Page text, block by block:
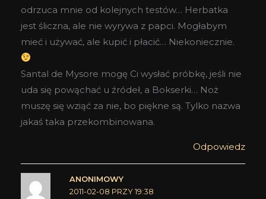
odrzuca mnie od kolejnych testów… Herbatka
jest śliczna, ale nie wyrywa z papci. Mogłabym
mieć i używać, ale kupić i płacić… Niekoniecznie.
Santal de Mysore mogę Ci wysłać próbkę, jeśli nie
uda się powąchać u źródeł, a Bokserki… Noż
muszę się wziąć za nie, bo piękne są. Tylko nazwa
jakaś taka przekombinowana.
Odpowiedz
ANONIMOWY
2011-02-08 PRZY 19:38